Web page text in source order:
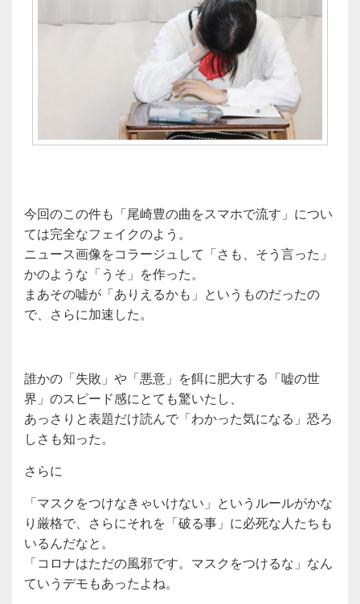
今回のこの件も「尾崎豊の曲をスマホで流す」につい
ては完全なフェイクのよう。
ニュース画像をコラージュして「さも、そう言った」
かのような「うそ」を作った。
まあその嘘が「ありえるかも」というものだったの
で、さらに加速した。
誰かの「失敗」や「悪意」を餌に肥大する「嘘の世
界」のスピード感にとても驚いたし、
あっさりと表題だけ読んで「わかった気になる」恐ろ
しさも知った。
さらに
「マスクをつけなきゃいけない」というルールがかな
り厳格で、さらにそれを「破る事」に必死な人たちも
いるんだなと。
「コロナはただの風邪です。マスクをつけるな」なん
ていうデモもあったよね。